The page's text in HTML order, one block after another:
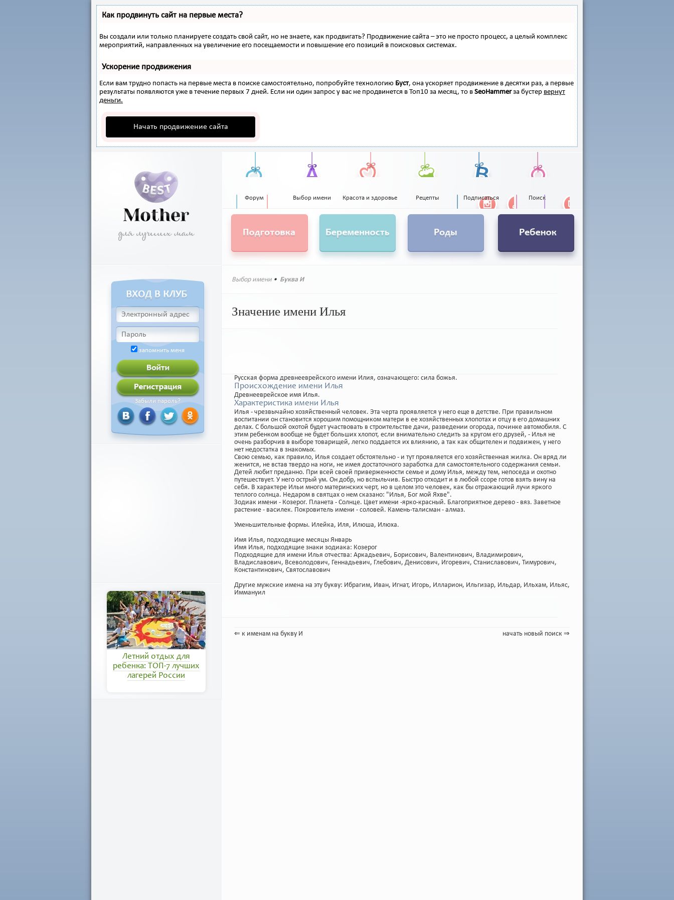
Как продвинуть сайт на первые места?
Вы создали или только планируете создать свой сайт, но не знаете, как продвигать? Продвижение сайта – это не просто процесс, а целый комплекс
мероприятий, направленных на увеличение его посещаемости и повышение его позиций в поисковых системах.
Ускорение продвижения
Если вам трудно попасть на первые места в поиске самостоятельно, попробуйте технологию Буст, она ускоряет продвижение в десятки раз, а первые
результаты появляются уже в течение первых 7 дней. Если ни один запрос у вас не продвинется в Топ10 за месяц, то в SeoHammerза бустер вернут
деньги.
Начать продвижение сайта
запомнить меня
Забыли пароль?
Летний отдых для
ребенка: ТОП-7 лучших
лагерей России
Форум Выбор имени Красота и здоровье Рецепты Подписаться Поиск
Выбор имени • Буква И
Значение имени Илья
Русская форма древнееврейского имени Илия, означающего: сила божья.
Происхождение имени Илья
Древнееврейское имя Илья.
Характеристика имени Илья
Илья - чрезвычайно хозяйственный человек. Эта черта проявляется у него еще в детстве. При правильном
воспитании он становится хорошим помощником матери в ее хозяйственных хлопотах и отцу в его домашних
делах. С большой охотой будет участвовать в строительстве дачи, разведении огорода, починке автомобиля. С
этим ребенком вообще не будет больших хлопот, если внимательно следить за кругом его друзей, - Илья не
очень разборчив в выборе товарищей, легко поддается их влиянию, а так как общителен и подвижен, у него
нет недостатка в знакомых.
Свою семью, как правило, Илья создает обстоятельно - и тут проявляется его хозяйственная жилка. Он вряд ли
женится, не встав твердо на ноги, не имея достаточного заработка для самостоятельного содержания семьи.
Детей любит преданно. При всей своей приверженности семье и дому Илья, между тем, непоседа и охотно
путешествует. У него острый ум. Он добр, но вспыльчив. Быстро отходит и в любой ссоре готов взять вину на
себя. В характере Ильи много материнских черт, но в целом это человек, как бы отражающий лучи яркого
теплого солнца. Недаром в святцах о нем сказано: "Илья, Бог мой Яхве".
Зодиак имени - Козерог. Планета - Солнце. Цвет имени -ярко-красный. Благоприятное дерево - вяз. Заветное
растение - василек. Покровитель имени - соловей. Камень-талисман - алмаз.
Уменьшительные формы. Илейка, Иля, Илюша, Илюха.
Имя Илья, подходящие месяцы Январь
Имя Илья, подходящие знаки зодиака: Козерог
Подходящие для имени Илья отчества: Аркадьевич, Борисович, Валентинович, Владимирович,
Владиславович, Всеволодович, Геннадьевич, Глебович, Денисович, Игоревич, Станиславович, Тимурович,
Константинович, Святославович
Другие мужские имена на эту букву: Ибрагим, Иван, Игнат, Игорь, Илларион, Ильгизар, Ильдар, Ильхам, Ильяс,
Иммануил
⇐ к именам на букву И начать новый поиск ⇒